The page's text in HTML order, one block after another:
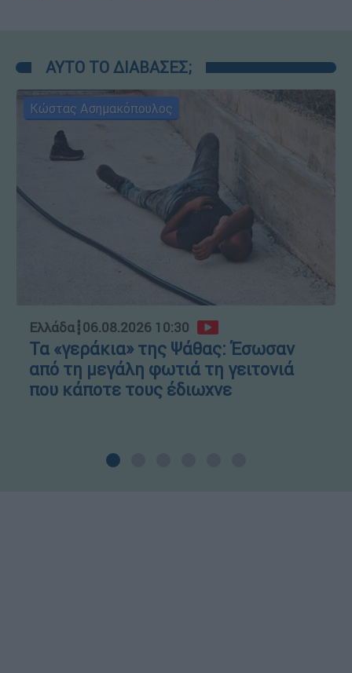
ΑΥΤΟ ΤΟ ΔΙΑΒΑΣΕΣ;
Κώστας Ασημακόπουλος
Ελλάδα┋06.08.2026 10:30
Τα «γεράκια» της Ψάθας: Έσωσαν
από τη μεγάλη φωτιά τη γειτονιά
που κάποτε τους έδιωχνε